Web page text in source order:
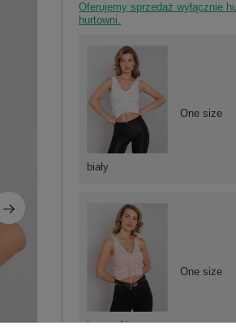
Oferujemy sprzedaż wyłącznie
hurtowni.
jasny różowy
One size
biały
One size